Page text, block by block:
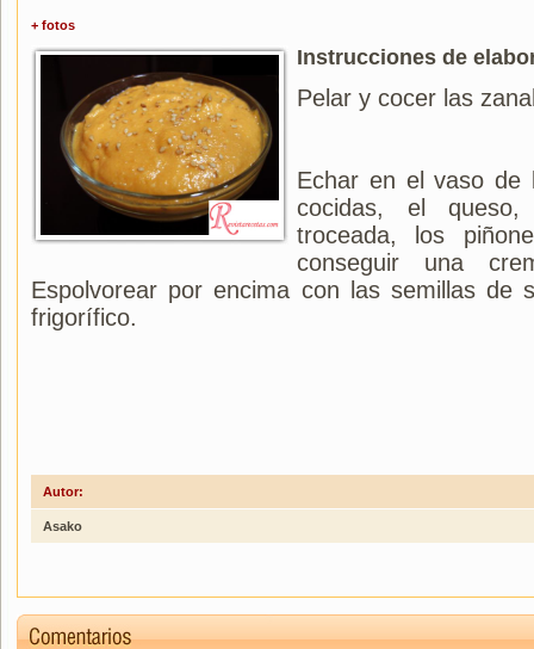
+ fotos
Instrucciones de
Pelar y cocer las
Echar en el vaso de
cocidas, el
troceada, los
conseguir una
Espolvorear por encima con las semillas de
frigorífico.
Autor:
Asako